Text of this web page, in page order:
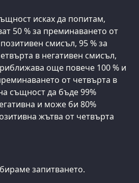
исках да попитам,
50 % за преминаването от
смисъл, 95 % за
в негативен смисъл,
още повече 100 % и
от четвърта в
същност да бъде 99%
и може би 80%
жътва от четвърта
запитването.